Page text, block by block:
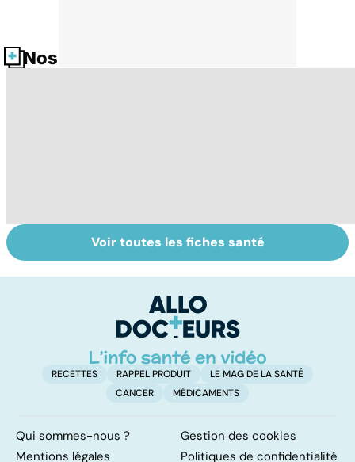
Nos fiches santé
Covid-19 : tout
savoir sur la
Variole du singe :
symptômes,
traitements
Voir toutes les fiches santé
RECETTES RAPPEL PRODUIT
LE MAG DE LA SANTÉ
CANCER
MÉDICAMENTS
Qui sommes-nous ?
Gestion des cookies
Mentions légales
Politiques de confidentialité